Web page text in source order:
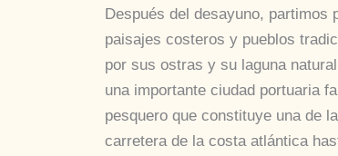
Después del desayuno, partimos
paisajes costeros y pueblos
por sus ostras y su laguna
una importante ciudad portuaria
pesquero que constituye una de
carretera de la costa atlántica